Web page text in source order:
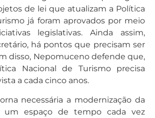
de lei que atualizam a Política
já foram aprovados por meio
legislativas. Ainda assim,
há pontos que precisam ser
disso, Nepomuceno defende que,
Nacional de Turismo precisa
a cada cinco anos.
necessária a modernização da
um espaço de tempo cada vez